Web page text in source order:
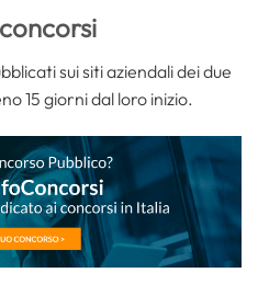
sui siti aziendali dei due
15 giorni dal loro inizio.